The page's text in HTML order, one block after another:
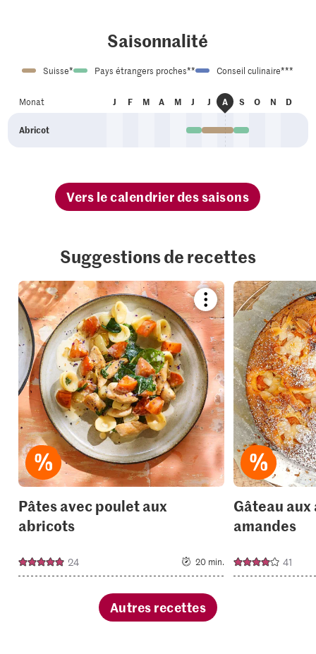
Saisonnalité
Suisse* Pays étrangers proches** Conseil culinaire***
Monat Jan Fév Mar Avr Mai J Jui Aoû SepOct Nov Déc
Abricot
Vers le calendrier des saisons
Suggestions de recettes
Bookmark
recipe
or
add
to
your
collections.
Pâtes avec poulet aux
abricots
24 20 min.
Gâteau
amandes
41
Autres recettes